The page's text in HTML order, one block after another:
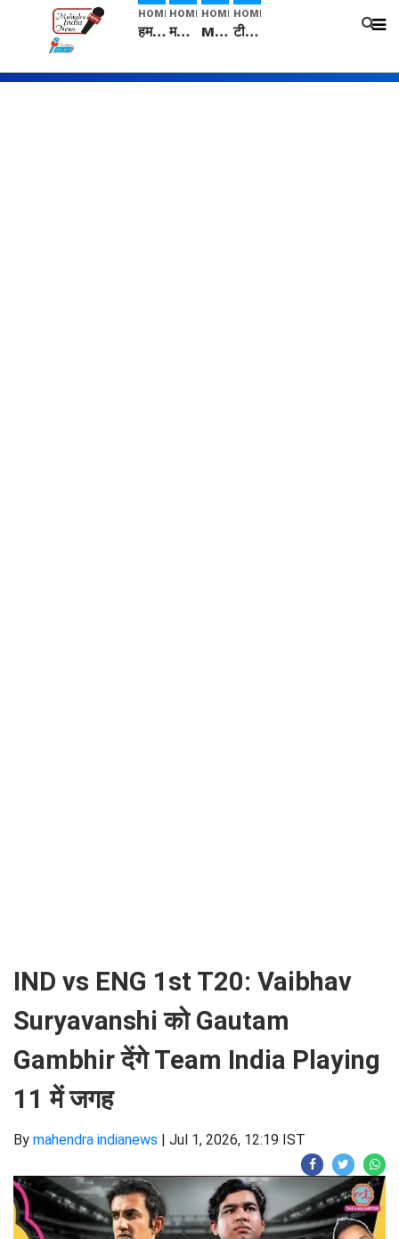
HOME
हम सनातनी..." सांसद kangana Ranaut से क्या बोली लड़की? Viral Jantar-Mantar | CJP protest
HOME
मनीषा हत्याकांड: हत्या, आत्महत्या या कोई बड़ा राज? | Full Story | Josh Haryana
HOME
Mangalsutra: हिंदू धर्म में शादी के बाद मंगलसूत्र क्यों पहनती है महिलाएं, किसने शुरु की ये परंपरा
HOME
टीम बीकेई ने एग्रीकल्चर ग्रेड की यूरिया खाद गट्टों में बदलकर टेक्निकल ग्रेड में बेचने वालों पर करवाई कार्रवाई: लखविंदर सिंह औलख
IND vs ENG 1st T20: Vaibhav
Suryavanshi को Gautam
Gambhir देंगे Team India Playing
11 में जगह
By mahendra indianews | Jul 1, 2026, 12:19 IST